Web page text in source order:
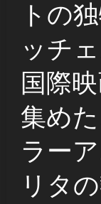
トの
ッチ
国際
集め
ラー
リタ